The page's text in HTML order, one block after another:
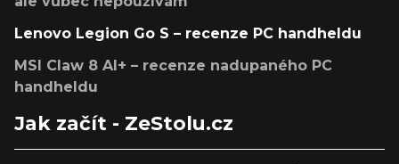
Lenovo Legion Go S – recenze PC handheldu
MSI Claw 8 AI+ – recenze nadupaného PC
handheldu
Jak začít - ZeStolu.cz